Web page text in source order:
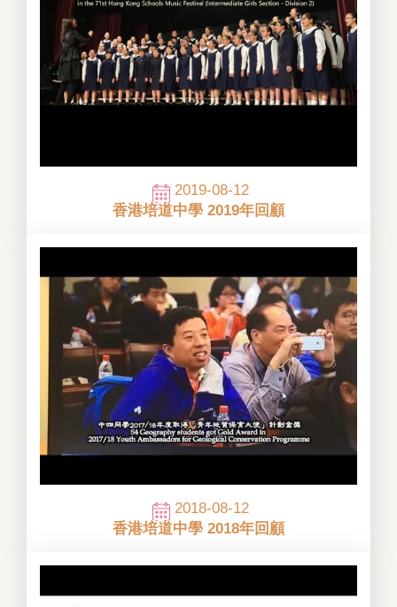
2019-08-12
香港培道中學 2019年回顧
2018-08-12
香港培道中學 2018年回顧